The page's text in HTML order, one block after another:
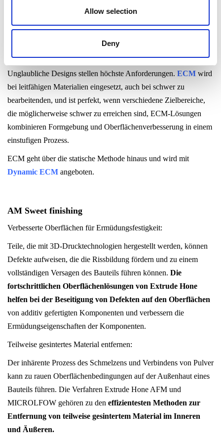
Allow selection
Deny
Aluminium, Messing und einige Kunststoffe. !
Elektrochemische Bearbeitung (ECM)
Unglaubliche Designs stellen höchste Anforderungen. ECM wird
bei leitfähigen Materialien eingesetzt, auch bei schwer zu
bearbeitenden, und ist perfekt, wenn verschiedene Zielbereiche,
die möglicherweise schwer zu erreichen sind, ECM-Lösungen
kombinieren Formgebung und Oberflächenverbesserung in einem
einstufigen Prozess.
ECM geht über die statische Methode hinaus und wird mit
Dynamic ECM angeboten.
AM Sweet finishing
Verbesserte Oberflächen für Ermüdungsfestigkeit:
Teile, die mit 3D-Drucktechnologien hergestellt werden, können
Defekte aufweisen, die die Rissbildung fördern und zu einem
vollständigen Versagen des Bauteils führen können. Die
fortschrittlichen Oberflächenlösungen von Extrude Hone
helfen bei der Beseitigung von Defekten auf den Oberflächen
von additiv gefertigten Komponenten und verbessern die
Ermüdungseigenschaften der Komponenten.
Teilweise gesintertes Material entfernen:
Der inhärente Prozess des Schmelzens und Verbindens von Pulver
kann zu rauen Oberflächenbedingungen auf der Außenhaut eines
Bauteils führen. Die Verfahren Extrude Hone AFM und
MICROLFOW gehören zu den effizientesten Methoden zur
Entfernung von teilweise gesintertem Material im Inneren
und Äußeren.